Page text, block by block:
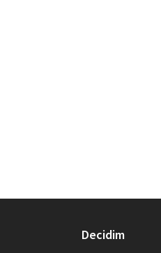
Decidim